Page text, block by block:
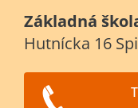
Základná
Hutnícka 16